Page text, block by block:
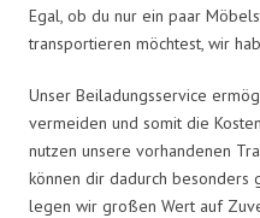
Egal, ob du nur ein paar
transportieren möchtest, wir
Unser Beiladungsservice
vermeiden und somit die
nutzen unsere vorhandenen
können dir dadurch besonders
legen wir großen Wert auf